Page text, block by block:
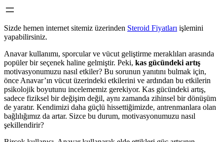
Sizde hemen internet sitemiz üzerinden Steroid Fiyatları işlemini
yapabilirsiniz.
Anavar kullanımı, sporcular ve vücut geliştirme meraklıları arasında
popüler bir seçenek haline gelmiştir. Peki, kas gücündeki artış
motivasyonumuzu nasıl etkiler? Bu sorunun yanıtını bulmak için,
önce Anavar’ın vücut üzerindeki etkilerini ve ardından bu etkilerin
psikolojik boyutunu incelememiz gerekiyor. Kas gücündeki artış,
sadece fiziksel bir değişim değil, aynı zamanda zihinsel bir dönüşüm
de yaratır. Kendimizi daha güçlü hissettiğimizde, antrenmanlara olan
bağlılığımız da artar. Sizce bu durum, motivasyonumuzu nasıl
şekillendirir?